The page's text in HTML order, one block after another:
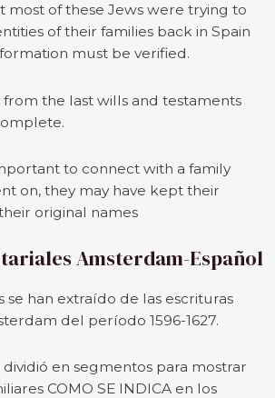
most of these Jews were trying to
of their families back in Spain
must be verified.
from the last wills and testaments
to connect with a family
on, they may have kept their
original names
Amsterdam-Español
se han extraído de las escrituras
del período 1596-1627.
dividió en segmentos para mostrar
COMO SE INDICA en los